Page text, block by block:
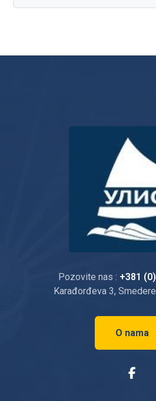
Pozovite nas : +381
Karađorđeva 3,
O nama